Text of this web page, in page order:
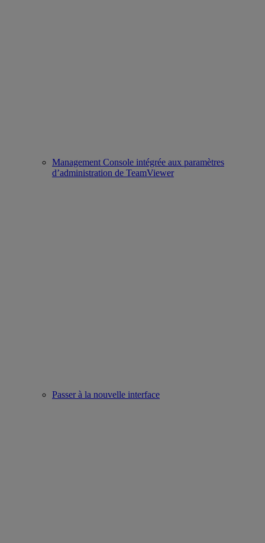
Management Console intégrée aux paramètres
d’administration de TeamViewer
Passer à la nouvelle interface